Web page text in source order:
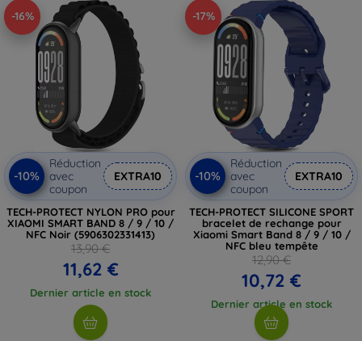
-16%
-10%
Réduction
avec
coupon
EXTRA10
TECH-PROTECT NYLON PRO pour
XIAOMI SMART BAND 8 / 9 / 10 /
NFC Noir (5906302331413)
13,90 €
11,62 €
Dernier article en stock
-17%
-10%
Réduction
avec
coupon
EXTRA10
TECH-PROTECT SILICONE SPORT
bracelet de rechange pour
Xiaomi Smart Band 8 / 9 / 10 /
NFC bleu tempête
12,90 €
10,72 €
Dernier article en stock